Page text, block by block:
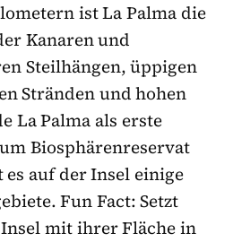
ist La Palma die
Kanaren und
Steilhängen, üppigen
Stränden und hohen
La Palma als erste
Biosphärenreservat
auf der Insel einige
Fun Fact: Setzt
mit ihrer Fläche in